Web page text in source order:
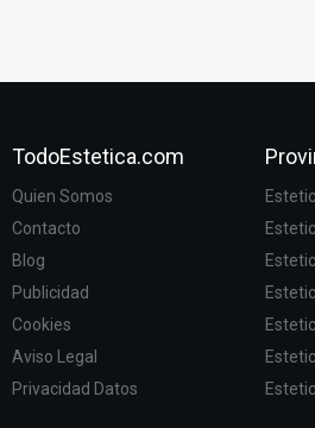
TodoEstetica.com
Quien Somos
Contacto
Blog
Publicidad
Cookies
Aviso Legal
Privacidad Datos